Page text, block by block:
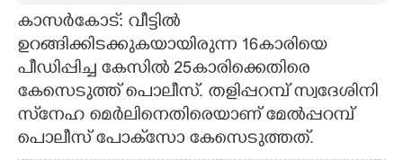
LITERATURE
ZOOM
കാസർകോട്: വീട്ടിൽ
ഉറങ്ങിക്കിടക്കുകയായിരുന്ന 16കാരിയെ
പീഡിപ്പിച്ച കേസിൽ 25കാരിക്കെതിരെ
കേസെടുത്ത് പൊലീസ്. തളിപ്പറമ്പ് സ്വദേശിനി
സ്‌‌നേഹ മെർലിനെതിരെയാണ് മേൽപ്പറമ്പ്
പൊലീസ് പോക്‌സോ കേസെടുത്തത്.